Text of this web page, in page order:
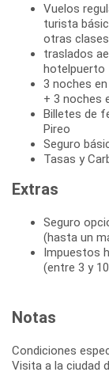
Vuelos
turista
otras
traslados
hotelpuerto
3 noches
+ 3 noches
Billetes de
Pireo
Seguro
Tasas y
Extras
Seguro
(hasta un
Impuestos
(entre 3 y
Notas
Condiciones
Visita a la ciudad